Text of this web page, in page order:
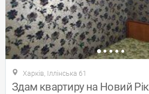
Харків, Іллінська 61
Здам квартиру на Новий Рік